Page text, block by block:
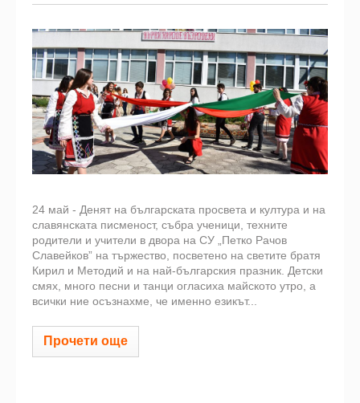
24 май - Денят на българската просвета и култура и на
славянската писменост, събра ученици, техните
родители и учители в двора на СУ „Петко Рачов
Славейков” на тържество, посветено на светите братя
Кирил и Методий и на най-българския празник. Детски
смях, много песни и танци огласиха майското утро, а
всички ние осъзнахме, че именно езикът...
Прочети още